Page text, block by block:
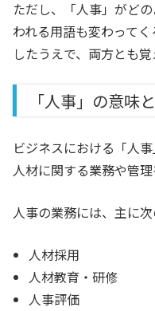
ただし、「人事」がど
われる用語も変わって
したうえで、両方とも覚
「人事」の意味
ビジネスにおける「人
人材に関する業務や管
人事の業務には、主に次
人材採用
人材教育・研修
人事評価